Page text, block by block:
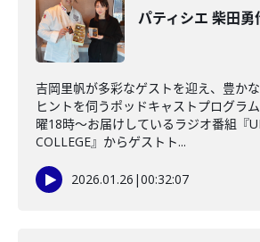
パティシエ 柴田勇
吉岡里帆が多彩なゲストを迎え、豊か
ヒントを伺うポッドキャストプログラ
曜18時～お届けしているラジオ番組『
COLLEGE』からゲストト...
2026.01.26 |00:32:07